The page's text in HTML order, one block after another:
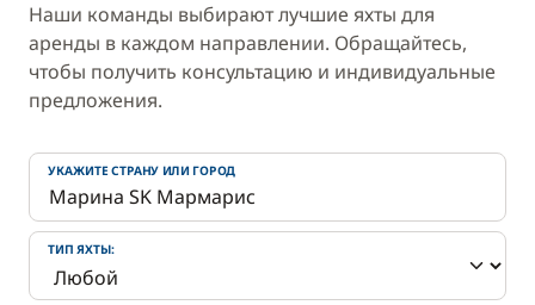
Наши команды выбирают лучшие яхты для
аренды в каждом направлении. Обращайтесь,
чтобы получить консультацию и индивидуальные
предложения.
УКАЖИТЕ СТРАНУ ИЛИ ГОРОД
ТИП ЯХТЫ: